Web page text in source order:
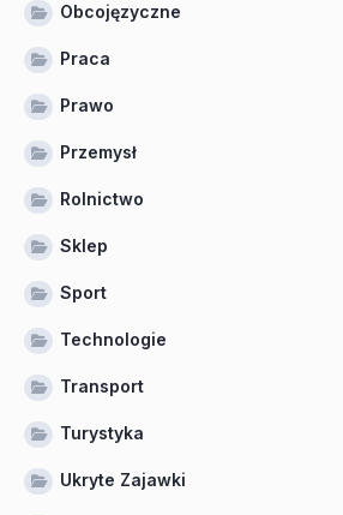
Obcojęzyczne
Praca
Prawo
Przemysł
Rolnictwo
Sklep
Sport
Technologie
Transport
Turystyka
Ukryte Zajawki